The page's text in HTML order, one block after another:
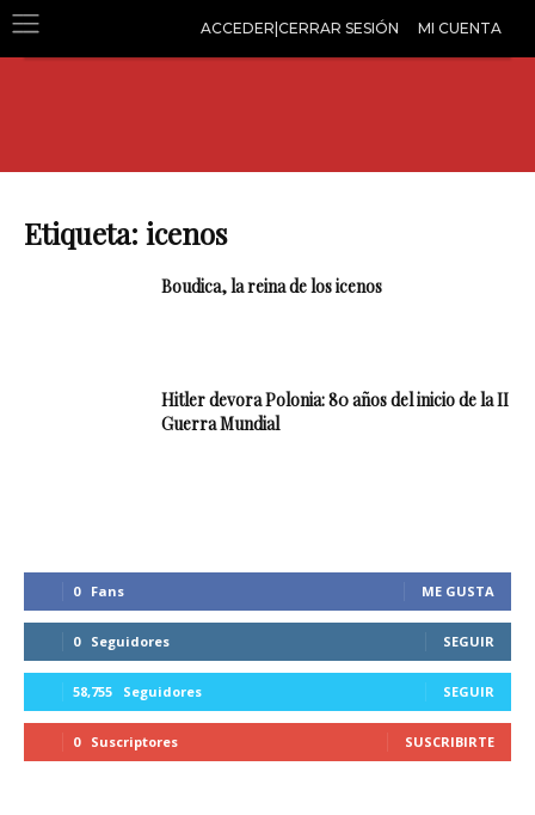
ACCEDER|CERRAR SESIÓN MI CUENTA
Etiqueta: icenos
Boudica, la reina de los icenos
Hitler devora Polonia: 80 años del inicio de la II
Guerra Mundial
0 Fans ME GUSTA
0 Seguidores SEGUIR
58,755 Seguidores SEGUIR
0 Suscriptores SUSCRIBIRTE